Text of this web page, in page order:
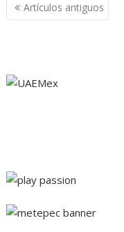
de
Artículos antiguos